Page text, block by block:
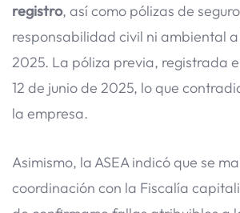
registro, así como pólizas de
responsabilidad civil ni ambiental
2025. La póliza previa, registrada
12 de junio de 2025, lo que
la empresa.
Asimismo, la ASEA indicó que se
coordinación con la Fiscalía